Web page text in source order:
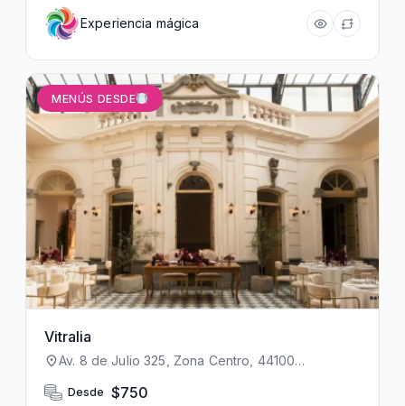
Experiencia mágica
MENÚS DESDE
Vitralia
Av. 8 de Julio 325, Zona Centro, 44100
Desde $750